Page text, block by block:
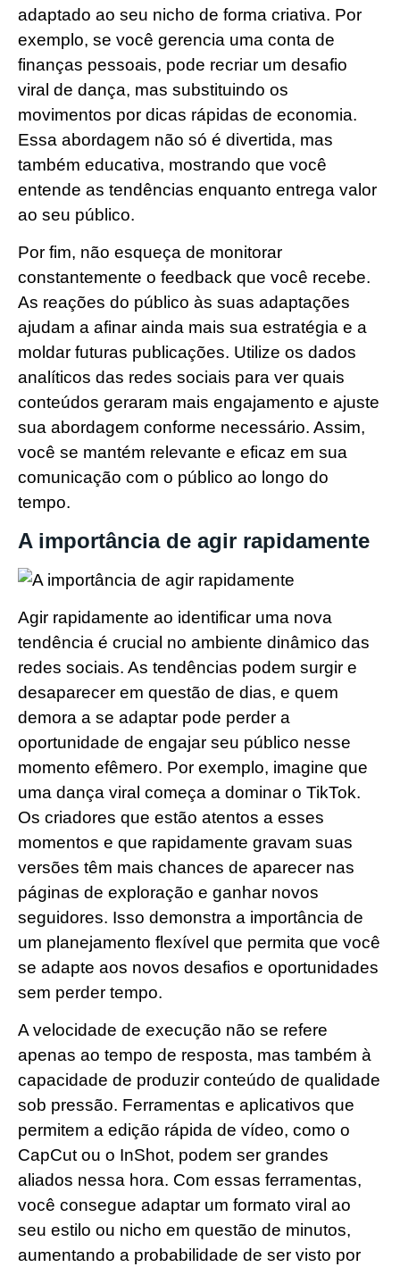
adaptado ao seu nicho de forma criativa. Por
exemplo, se você gerencia uma conta de
finanças pessoais, pode recriar um desafio
viral de dança, mas substituindo os
movimentos por dicas rápidas de economia.
Essa abordagem não só é divertida, mas
também educativa, mostrando que você
entende as tendências enquanto entrega valor
ao seu público.
Por fim, não esqueça de monitorar
constantemente o feedback que você recebe.
As reações do público às suas adaptações
ajudam a afinar ainda mais sua estratégia e a
moldar futuras publicações. Utilize os dados
analíticos das redes sociais para ver quais
conteúdos geraram mais engajamento e ajuste
sua abordagem conforme necessário. Assim,
você se mantém relevante e eficaz em sua
comunicação com o público ao longo do
tempo.
A importância de agir rapidamente
Agir rapidamente ao identificar uma nova
tendência é crucial no ambiente dinâmico das
redes sociais. As tendências podem surgir e
desaparecer em questão de dias, e quem
demora a se adaptar pode perder a
oportunidade de engajar seu público nesse
momento efêmero. Por exemplo, imagine que
uma dança viral começa a dominar o TikTok.
Os criadores que estão atentos a esses
momentos e que rapidamente gravam suas
versões têm mais chances de aparecer nas
páginas de exploração e ganhar novos
seguidores. Isso demonstra a importância de
um planejamento flexível que permita que você
se adapte aos novos desafios e oportunidades
sem perder tempo.
A velocidade de execução não se refere
apenas ao tempo de resposta, mas também à
capacidade de produzir conteúdo de qualidade
sob pressão. Ferramentas e aplicativos que
permitem a edição rápida de vídeo, como o
CapCut ou o InShot, podem ser grandes
aliados nessa hora. Com essas ferramentas,
você consegue adaptar um formato viral ao
seu estilo ou nicho em questão de minutos,
aumentando a probabilidade de ser visto por